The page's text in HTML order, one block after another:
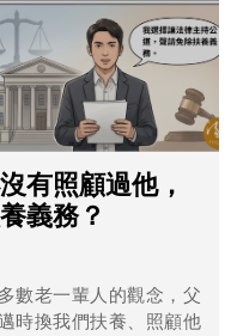
有照顧過他，
義務？
數老一輩人的觀念，父
時換我們扶養、照顧他